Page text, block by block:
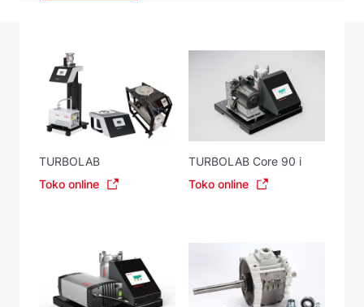
TURBOLAB
Toko online
TURBOLAB Core 90 i
Toko online